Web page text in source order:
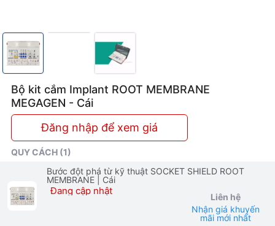
Bộ kit cắm Implant ROOT MEMBRANE
MEGAGEN - Cái
Đăng nhập để xem giá
QUY CÁCH (1)
Bước đột phá từ kỹ thuật SOCKET SHIELD ROOT
MEMBRANE
| Cái
Đang cập nhật
Liên hệ
Nhận giá khuyến
mãi mới nhất